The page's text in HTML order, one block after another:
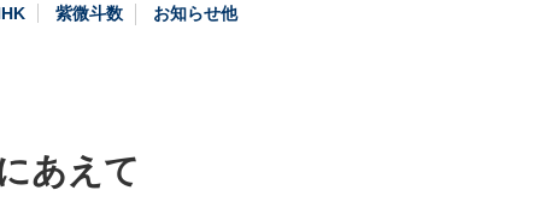
紫微斗数 お知らせ他
あえて